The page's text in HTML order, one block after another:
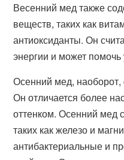
Весенний мед также
веществ, таких как
антиоксиданты. Он
энергии и может
Осенний мед,
Он отличается более
оттенком. Осенний мед
таких как железо и
антибактериальные и